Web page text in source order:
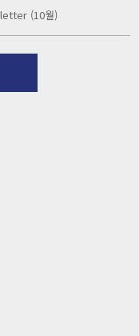
(10월)